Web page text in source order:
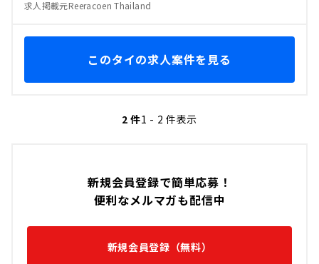
新規会員登録で簡単応募！
便利なメルマガも配信中
新規会員登録（無料）
求人掲載元Reeracoen Thailand
このタイの求人案件を見る
2 件1 - 2 件表示